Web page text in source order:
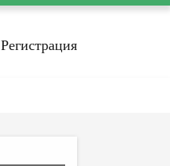
Регистрация